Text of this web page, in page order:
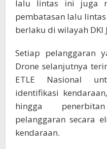
lalu lintas ini juga
pembatasan lalu
berlaku di wilayah DKI
Setiap pelanggaran
Drone selanjutnya
ETLE Nasional
identifikasi
hingga
pelanggaran secara
kendaraan.